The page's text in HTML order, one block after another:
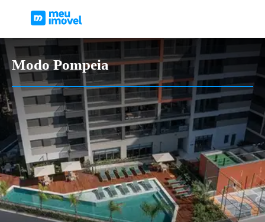
Modo Pompeia